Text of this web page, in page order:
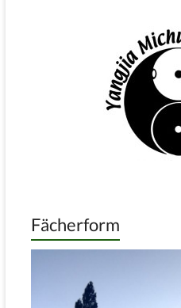
Fächerform